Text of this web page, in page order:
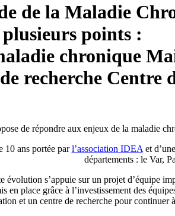
de la Maladie
plusieurs points :
chronique
recherche Centre
de répondre aux enjeux de la maladie
10 ans portée parl’association IDEA et
départements : le Var,
s’appuie sur un projet d’équipe
place grâce à l’investissement des
et un centre de recherche pour